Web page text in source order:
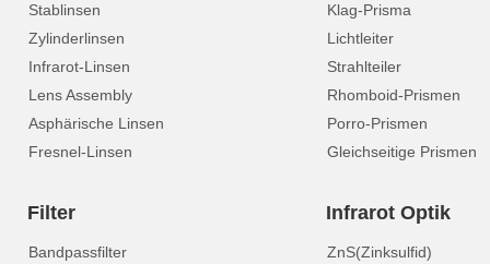
Stablinsen
Zylinderlinsen
Infrarot-Linsen
Lens Assembly
Asphärische Linsen
Fresnel-Linsen
Klag-Prisma
Lichtleiter
Strahlteiler
Rhomboid-Prismen
Porro-Prismen
Gleichseitige Prismen
Filter
Bandpassfilter
Infrarot Optik
ZnS(Zinksulfid)